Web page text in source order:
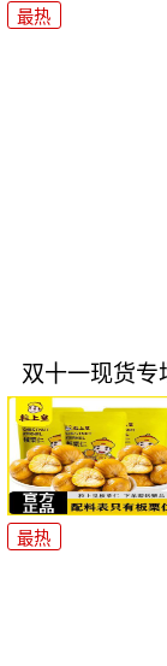
最热
双十一现货专
最热